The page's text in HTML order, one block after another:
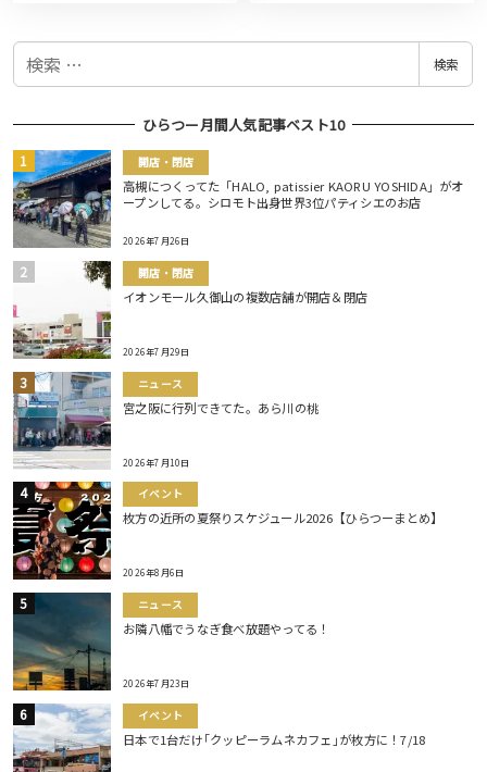
検
検索
ひらつー月間人気記事ベスト10
開店・閉店
高槻につくってた「HALO, patissier KAORU YOSHIDA」がオ
ープンしてる。シロモト出身世界3位パティシエのお店
2026年7月26日
開店・閉店
イオンモール久御山の複数店舗が開店＆閉店
2026年7月29日
ニュース
宮之阪に行列できてた。あら川の桃
2026年7月10日
イベント
枚方の近所の夏祭りスケジュール2026【ひらつーまとめ】
2026年8月6日
ニュース
お隣八幡でうなぎ食べ放題やってる！
2026年7月23日
イベント
日本で1台だけ｢クッピーラムネカフェ｣が枚方に！7/18